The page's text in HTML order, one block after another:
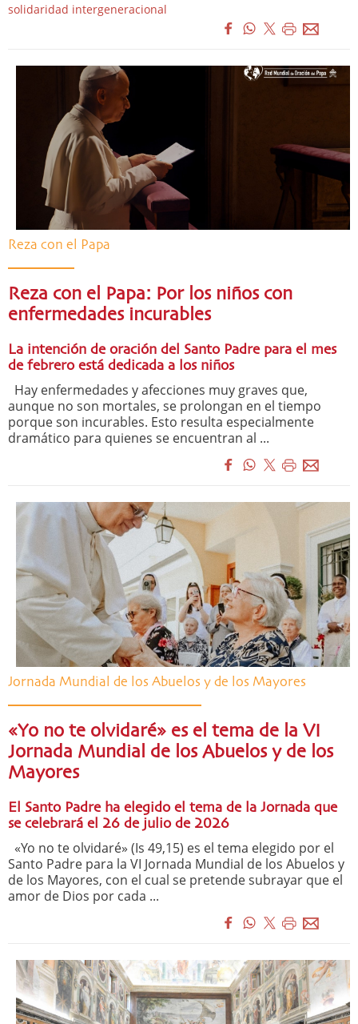
solidaridad intergeneracional
Reza con el Papa
Reza con el Papa: Por los niños con
enfermedades incurables
La intención de oración del Santo Padre para el mes
de febrero está dedicada a los niños
Hay enfermedades y afecciones muy graves que,
aunque no son mortales, se prolongan en el tiempo
porque son incurables. Esto resulta especialmente
dramático para quienes se encuentran al ...
Jornada Mundial de los Abuelos y de los Mayores
«Yo no te olvidaré» es el tema de la VI
Jornada Mundial de los Abuelos y de los
Mayores
El Santo Padre ha elegido el tema de la Jornada que
se celebrará el 26 de julio de 2026
«Yo no te olvidaré» (Is 49,15) es el tema elegido por el
Santo Padre para la VI Jornada Mundial de los Abuelos y
de los Mayores, con el cual se pretende subrayar que el
amor de Dios por cada ...